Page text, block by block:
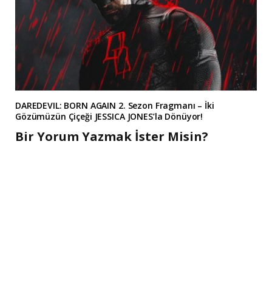
DAREDEVIL: BORN AGAIN 2. Sezon Fragmanı – İki
Gözümüzün Çiçeği JESSICA JONES’la Dönüyor!
Bir Yorum Yazmak İster Misin?